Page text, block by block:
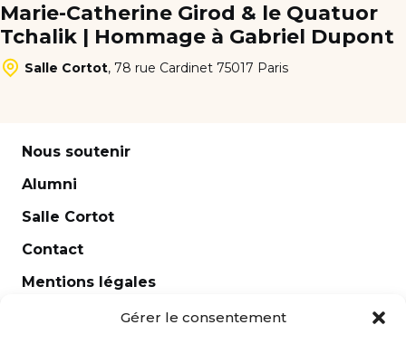
Gérer le consentement
Marie-Catherine Girod & le Quatuor
Tchalik | Hommage à Gabriel Dupont
Salle Cortot, 78 rue Cardinet 75017 Paris
Nous soutenir
Alumni
Salle Cortot
Contact
Mentions légales